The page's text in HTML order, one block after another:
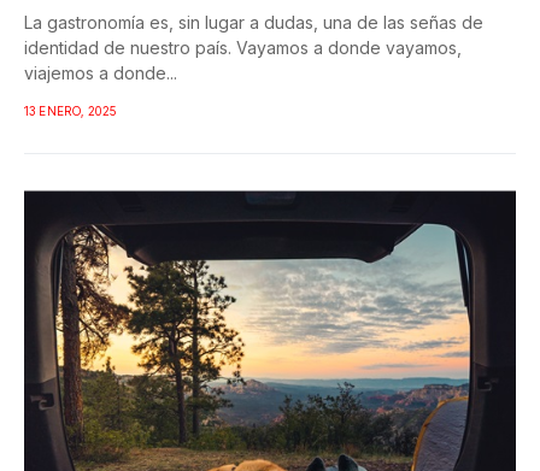
La gastronomía es, sin lugar a dudas, una de las señas de
identidad de nuestro país. Vayamos a donde vayamos,
viajemos a donde...
13 ENERO, 2025